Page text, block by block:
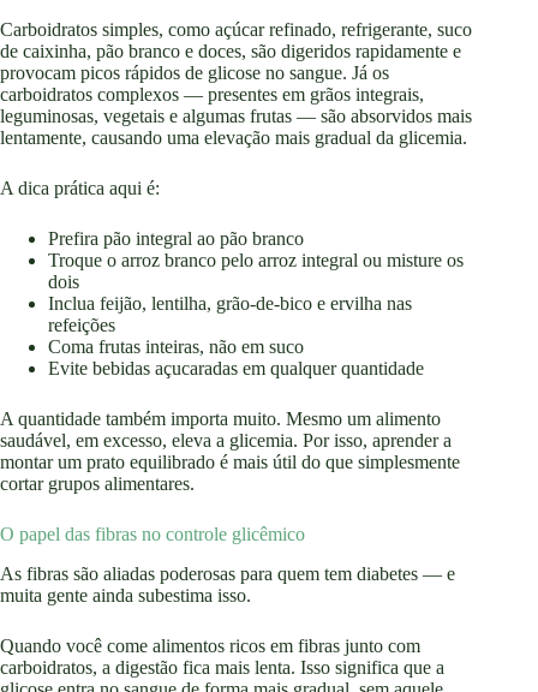
Carboidratos simples, como açúcar refinado, refrigerante, suco
de caixinha, pão branco e doces, são digeridos rapidamente e
provocam picos rápidos de glicose no sangue. Já os
carboidratos complexos — presentes em grãos integrais,
leguminosas, vegetais e algumas frutas — são absorvidos mais
lentamente, causando uma elevação mais gradual da glicemia.
A dica prática aqui é:
Prefira pão integral ao pão branco
Troque o arroz branco pelo arroz integral ou misture os
dois
Inclua feijão, lentilha, grão-de-bico e ervilha nas
refeições
Coma frutas inteiras, não em suco
Evite bebidas açucaradas em qualquer quantidade
A quantidade também importa muito. Mesmo um alimento
saudável, em excesso, eleva a glicemia. Por isso, aprender a
montar um prato equilibrado é mais útil do que simplesmente
cortar grupos alimentares.
O papel das fibras no controle glicêmico
As fibras são aliadas poderosas para quem tem diabetes — e
muita gente ainda subestima isso.
Quando você come alimentos ricos em fibras junto com
carboidratos, a digestão fica mais lenta. Isso significa que a